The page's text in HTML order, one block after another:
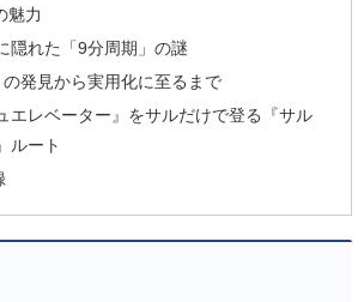
魅力
隠れた「9分周期」の謎
の発見から実用化に至るまで
エレベーター』をサルだけで登る『サル
ルート